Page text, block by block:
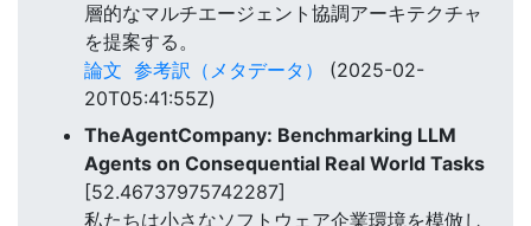
層的なマルチエージェント協調アーキテクチャ
を提案する。
論文 参考訳（メタデータ）
(2025-02-
20T05:41:55Z)
TheAgentCompany: Benchmarking LLM
Agents on Consequential Real World Tasks
[52.46737975742287]
私たちは小さなソフトウェア企業環境を模倣し